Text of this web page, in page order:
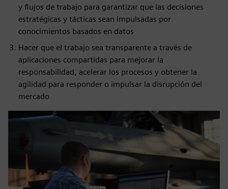
y flujos de trabajo para garantizar que las decisiones
estratégicas y tácticas sean impulsadas por
conocimientos basados en datos
Hacer que el trabajo sea transparente a través de
aplicaciones compartidas para mejorar la
responsabilidad, acelerar los procesos y obtener la
agilidad para responder o impulsar la disrupción del
mercado